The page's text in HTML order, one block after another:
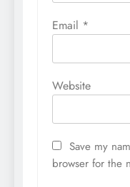
Email *
Website
Save my
browser for the